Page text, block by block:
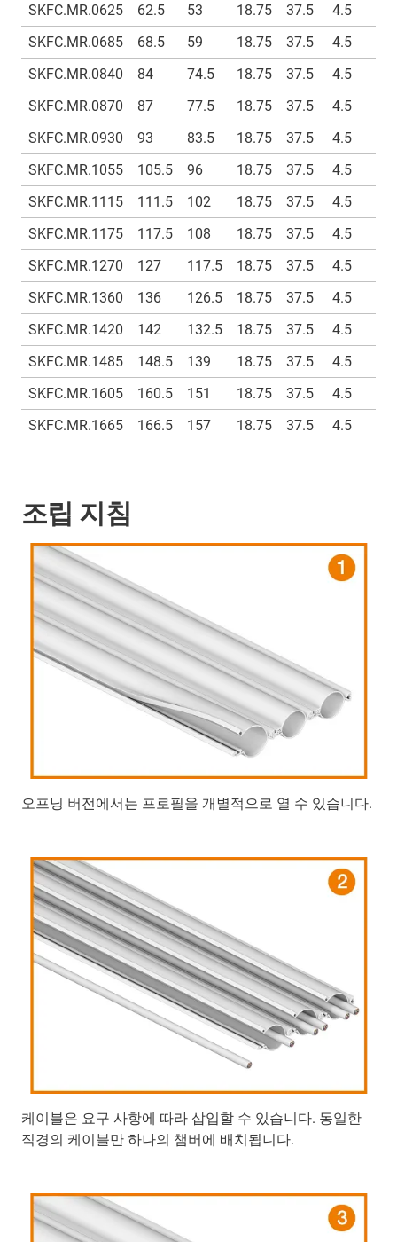
SKFC.MR.0625
62.5 53 18.75 37.5 4.5
SKFC.MR.0685
68.5 59 18.75 37.5 4.5
SKFC.MR.0840
84 74.5 18.75 37.5 4.5
SKFC.MR.0870
87 77.5 18.75 37.5 4.5
SKFC.MR.0930
93 83.5 18.75 37.5 4.5
SKFC.MR.1055
105.5 96 18.75 37.5 4.5
SKFC.MR.1115
111.5 102 18.75 37.5 4.5
SKFC.MR.1175
117.5 108 18.75 37.5 4.5
SKFC.MR.1270
127 117.5 18.75 37.5 4.5
SKFC.MR.1360
136 126.5 18.75 37.5 4.5
SKFC.MR.1420
142 132.5 18.75 37.5 4.5
SKFC.MR.1485
148.5 139 18.75 37.5 4.5
SKFC.MR.1605
160.5 151 18.75 37.5 4.5
SKFC.MR.1665
166.5 157 18.75 37.5 4.5
조립 지침
오프닝 버전에서는 프로필을 개별적으로 열 수 있습니다.
케이블은 요구 사항에 따라 삽입할 수 있습니다. 동일한
직경의 케이블만 하나의 챔버에 배치됩니다.